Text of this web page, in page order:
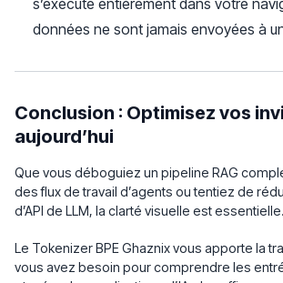
s’exécute entièrement dans votre
données ne sont jamais envoyées à
Conclusion : Optimisez vos
aujourd’hui
Que vous déboguiez un pipeline RAG
des flux de travail d’agents ou tentiez de
d’API de LLM, la clarté visuelle est essentielle.
Le Tokenizer BPE Ghaznix vous apporte la
vous avez besoin pour comprendre les